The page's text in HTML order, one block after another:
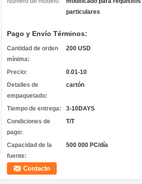
particulares
Pago y Envío Términos:
Cantidad de orden
mínima:
200 USD
Precio:
0.01-10
Detalles de
empaquetado:
cartón
Tiempo de entrega:
3-10DAYS
Condiciones de
pago:
T/T
Capacidad de la
fuente:
500 000 PC/día
Contacto